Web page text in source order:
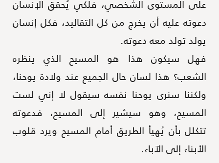
دعوته عليه أن يخرج من كل التقاليد، فكل إنسان
يولد تولد معه دعوته.
فهل سيكون هذا هو المسيح الذي ينظره
الشعب؟ هذا لسان حال الجميع عند ولادة يوحنا،
ولكننا سنرى يوحنا نفسه سيقول لا إني لست
المسيح، وهو سيشير إلى المسيح، فدعوته
تتكلل بأن يُهيأ الطريق أمام المسيح ويرد قلوب
الأبناء إلى الآباء.